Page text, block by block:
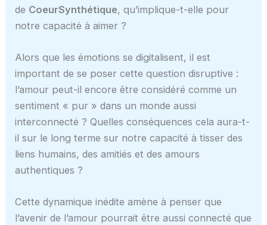
de CoeurSynthétique, qu’implique-t-elle pour
notre capacité à aimer ?
Alors que les émotions se digitalisent, il est
important de se poser cette question disruptive :
l’amour peut-il encore être considéré comme un
sentiment « pur » dans un monde aussi
interconnecté ? Quelles conséquences cela aura-t-
il sur le long terme sur notre capacité à tisser des
liens humains, des amitiés et des amours
authentiques ?
Cette dynamique inédite amène à penser que
l’avenir de l’amour pourrait être aussi connecté que